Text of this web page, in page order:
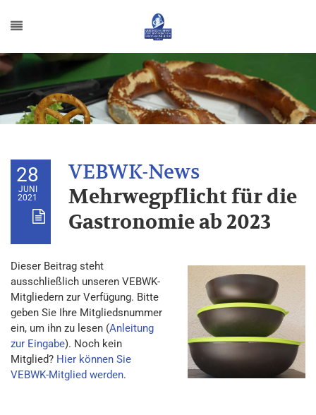
28
JUNI
2021
Mehrwegpflicht für die
Gastronomie ab 2023
Dieser Beitrag steht
ausschließlich unseren VEBWK-
Mitgliedern zur Verfügung. Bitte
geben Sie Ihre Mitgliedsnummer
ein, um ihn zu lesen (Anleitung
zur Eingabe). Noch kein
Mitglied? Hier können Sie
VEBWK-Mitglied werden.